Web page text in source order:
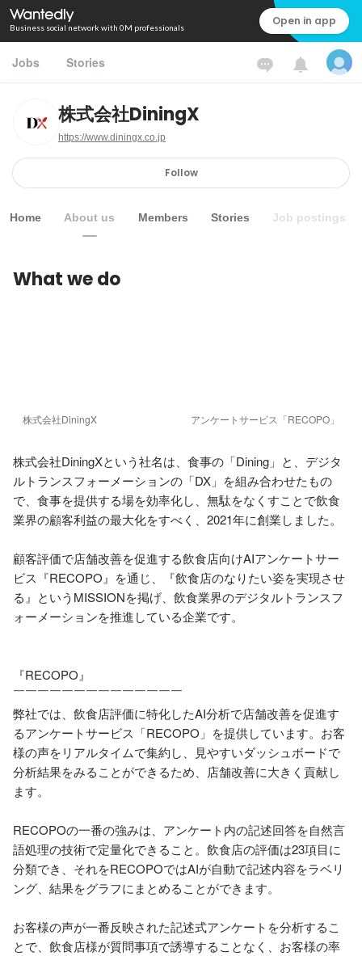
Business social network with 0M professionals Open in app
Jobs Stories
株式会社DiningX
https://www.diningx.co.jp
Follow
Home About us Members Stories Job postings
What we do
株式会社DiningX アンケートサービス「RECOPO」
株式会社DiningXという社名は、食事の「Dining」と、デジタ
ルトランスフォーメーションの「DX」を組み合わせたもの
で、食事を提供する場を効率化し、無駄をなくすことで飲食
業界の顧客利益の最大化をすべく、2021年に創業しました。
顧客評価で店舗改善を促進する飲食店向けAIアンケートサー
ビス『RECOPO』を通じ、『飲食店のなりたい姿を実現させ
る』というMISSIONを掲げ、飲食業界のデジタルトランスフ
ォーメーションを推進している企業です。
『RECOPO』
￣￣￣￣￣￣￣￣￣￣￣￣￣￣
弊社では、飲食店評価に特化したAI分析で店舗改善を促進す
るアンケートサービス「RECOPO」を提供しています。お客
様の声をリアルタイムで集約し、見やすいダッシュボードで
分析結果をみることができるため、店舗改善に大きく貢献し
ます。
RECOPOの一番の強みは、アンケート内の記述回答を自然言
語処理の技術で定量化できること。飲食店の評価は23項目に
分類でき、それをRECOPOではAIが自動で記述内容をラベリ
ング、結果をグラフにまとめることができます。
お客様の声が一番反映された記述式アンケートを分析するこ
とで、飲食店様が質問事項で誘導することなく、お客様の率